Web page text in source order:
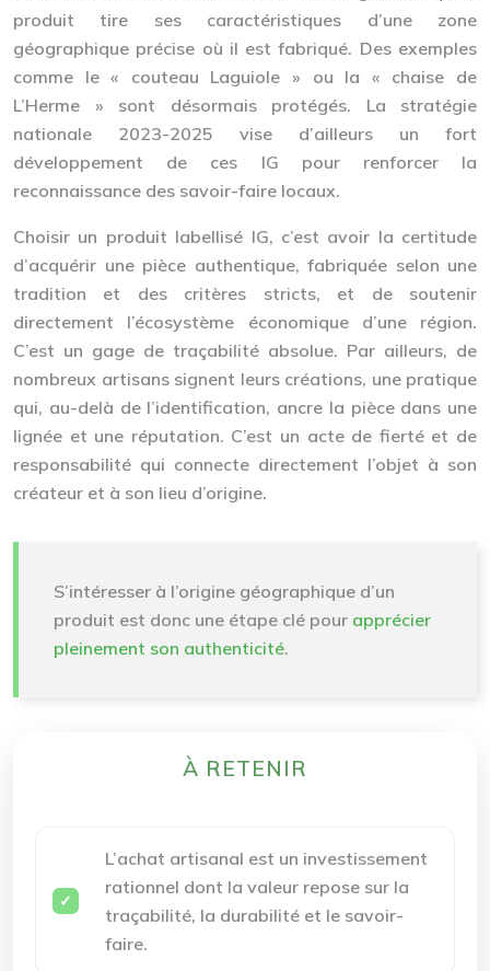
produit tire ses caractéristiques d’une zone
géographique précise où il est fabriqué. Des exemples
comme le « couteau Laguiole » ou la « chaise de
L’Herme » sont désormais protégés. La stratégie
nationale 2023-2025 vise d’ailleurs un fort
développement de ces IG pour renforcer la
reconnaissance des savoir-faire locaux.
Choisir un produit labellisé IG, c’est avoir la certitude
d’acquérir une pièce authentique, fabriquée selon une
tradition et des critères stricts, et de soutenir
directement l’écosystème économique d’une région.
C’est un gage de traçabilité absolue. Par ailleurs, de
nombreux artisans signent leurs créations, une pratique
qui, au-delà de l’identification, ancre la pièce dans une
lignée et une réputation. C’est un acte de fierté et de
responsabilité qui connecte directement l’objet à son
créateur et à son lieu d’origine.
S’intéresser à l’origine géographique d’un
produit est donc une étape clé pour apprécier
pleinement son authenticité.
À RETENIR
L’achat artisanal est un investissement
rationnel dont la valeur repose sur la
traçabilité, la durabilité et le savoir-
faire.